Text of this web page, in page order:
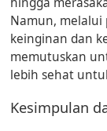
Namun, melalui
keinginan dan
memutuskan
lebih sehat
Kesimpulan